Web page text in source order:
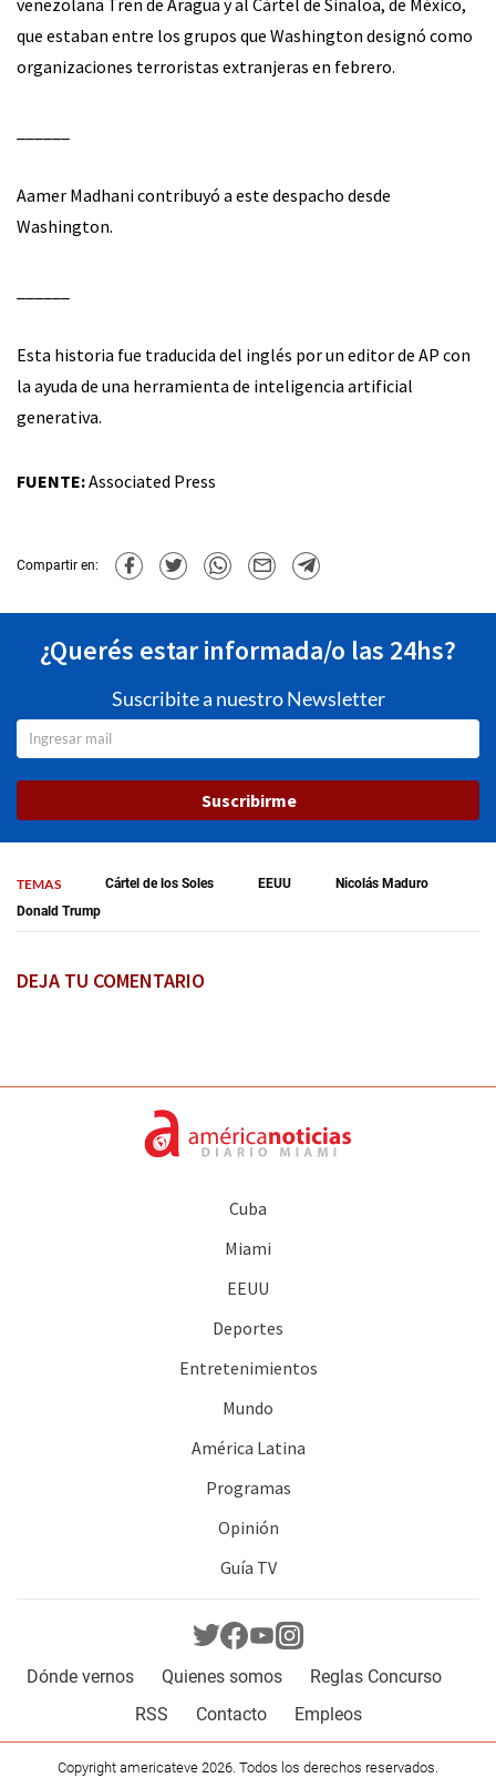
que estaban entre los grupos que Washington designó como
organizaciones terroristas extranjeras en febrero.
Aamer Madhani contribuyó a este despacho desde
Washington.
Esta historia fue traducida del inglés por un editor de AP con
la ayuda de una herramienta de inteligencia artificial
generativa.
FUENTE:Associated Press
Compartir en:
¿Querés estar informada/o las 24hs?
Suscribite a nuestro Newsletter
Suscribirme
TEMAS Cártel de los Soles EEUU
Nicolás Maduro
Donald Trump
DEJA TU COMENTARIO
Cuba
Miami
EEUU
Deportes
Entretenimientos
Mundo
América Latina
Programas
Opinión
Guía TV
Dónde vernos Quienes somos
Reglas Concurso
RSS
Contacto Empleos
Copyright americateve 2026. Todos los derechos reservados.